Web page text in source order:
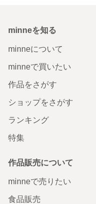
minneを知る
minneについて
minneで買いたい
作品をさがす
ショップをさがす
ランキング
特集
作品販売について
minneで売りたい
食品販売